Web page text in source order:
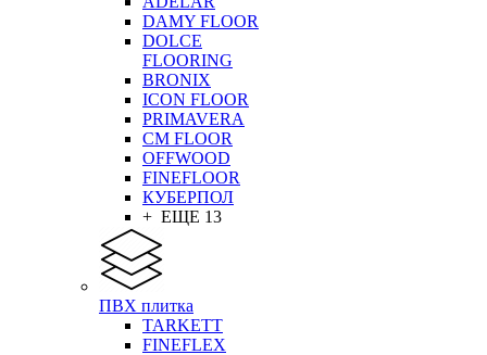
DAMY FLOOR
DOLCE
FLOORING
BRONIX
ICON FLOOR
PRIMAVERA
CM FLOOR
OFFWOOD
FINEFLOOR
КУБЕРПОЛ
+ ЕЩЕ 13
ПВХ плитка
TARKETT
FINEFLEX